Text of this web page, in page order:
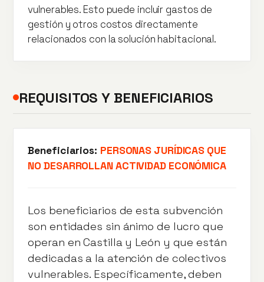
vulnerables. Esto puede incluir gastos de
gestión y otros costos directamente
relacionados con la solución habitacional.
REQUISITOS Y BENEFICIARIOS
Beneficiarios: PERSONAS JURÍDICAS QUE
NO DESARROLLAN ACTIVIDAD ECONÓMICA
Los beneficiarios de esta subvención
son entidades sin ánimo de lucro que
operan en Castilla y León y que están
dedicadas a la atención de colectivos
vulnerables. Específicamente, deben